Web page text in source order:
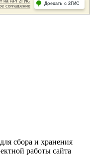
сбора и хранения
работы сайта